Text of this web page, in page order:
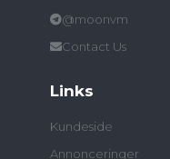
@moonvm
Contact Us
Links
Kundeside
Annonceringer